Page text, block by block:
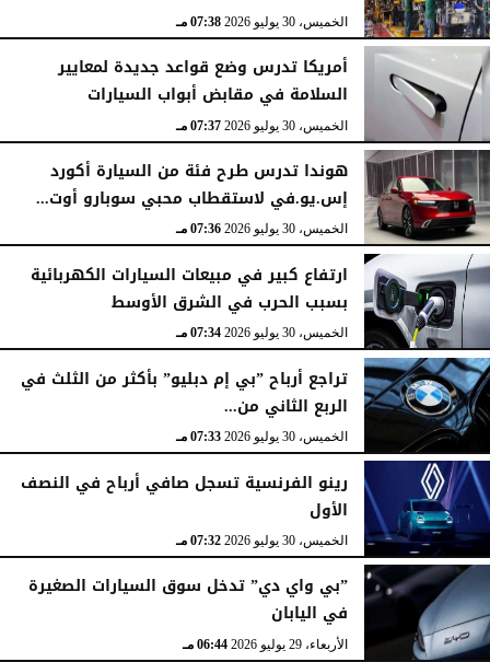
الخميس، 30 يوليو 2026 07:38 مـ
أمريكا تدرس وضع قواعد جديدة لمعايير
السلامة في مقابض أبواب السيارات
الخميس، 30 يوليو 2026 07:37 مـ
هوندا تدرس طرح فئة من السيارة أكورد
إس.يو.في لاستقطاب محبي سوبارو أوت...
الخميس، 30 يوليو 2026 07:36 مـ
ارتفاع كبير في مبيعات السيارات الكهربائية
بسبب الحرب في الشرق الأوسط
الخميس، 30 يوليو 2026 07:34 مـ
تراجع أرباح ”بي إم دبليو” بأكثر من الثلث في
الربع الثاني من...
الخميس، 30 يوليو 2026 07:33 مـ
رينو الفرنسية تسجل صافي أرباح في النصف
الأول
الخميس، 30 يوليو 2026 07:32 مـ
”بي واي دي” تدخل سوق السيارات الصغيرة
في اليابان
الأربعاء، 29 يوليو 2026 06:44 مـ